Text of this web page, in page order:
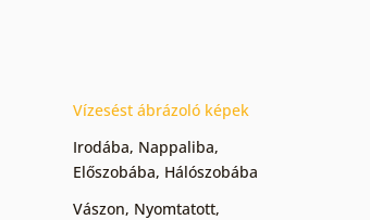
Vízesést ábrázoló képek
Irodába, Nappaliba,
Előszobába, Hálószobába
Vászon, Nyomtatott,